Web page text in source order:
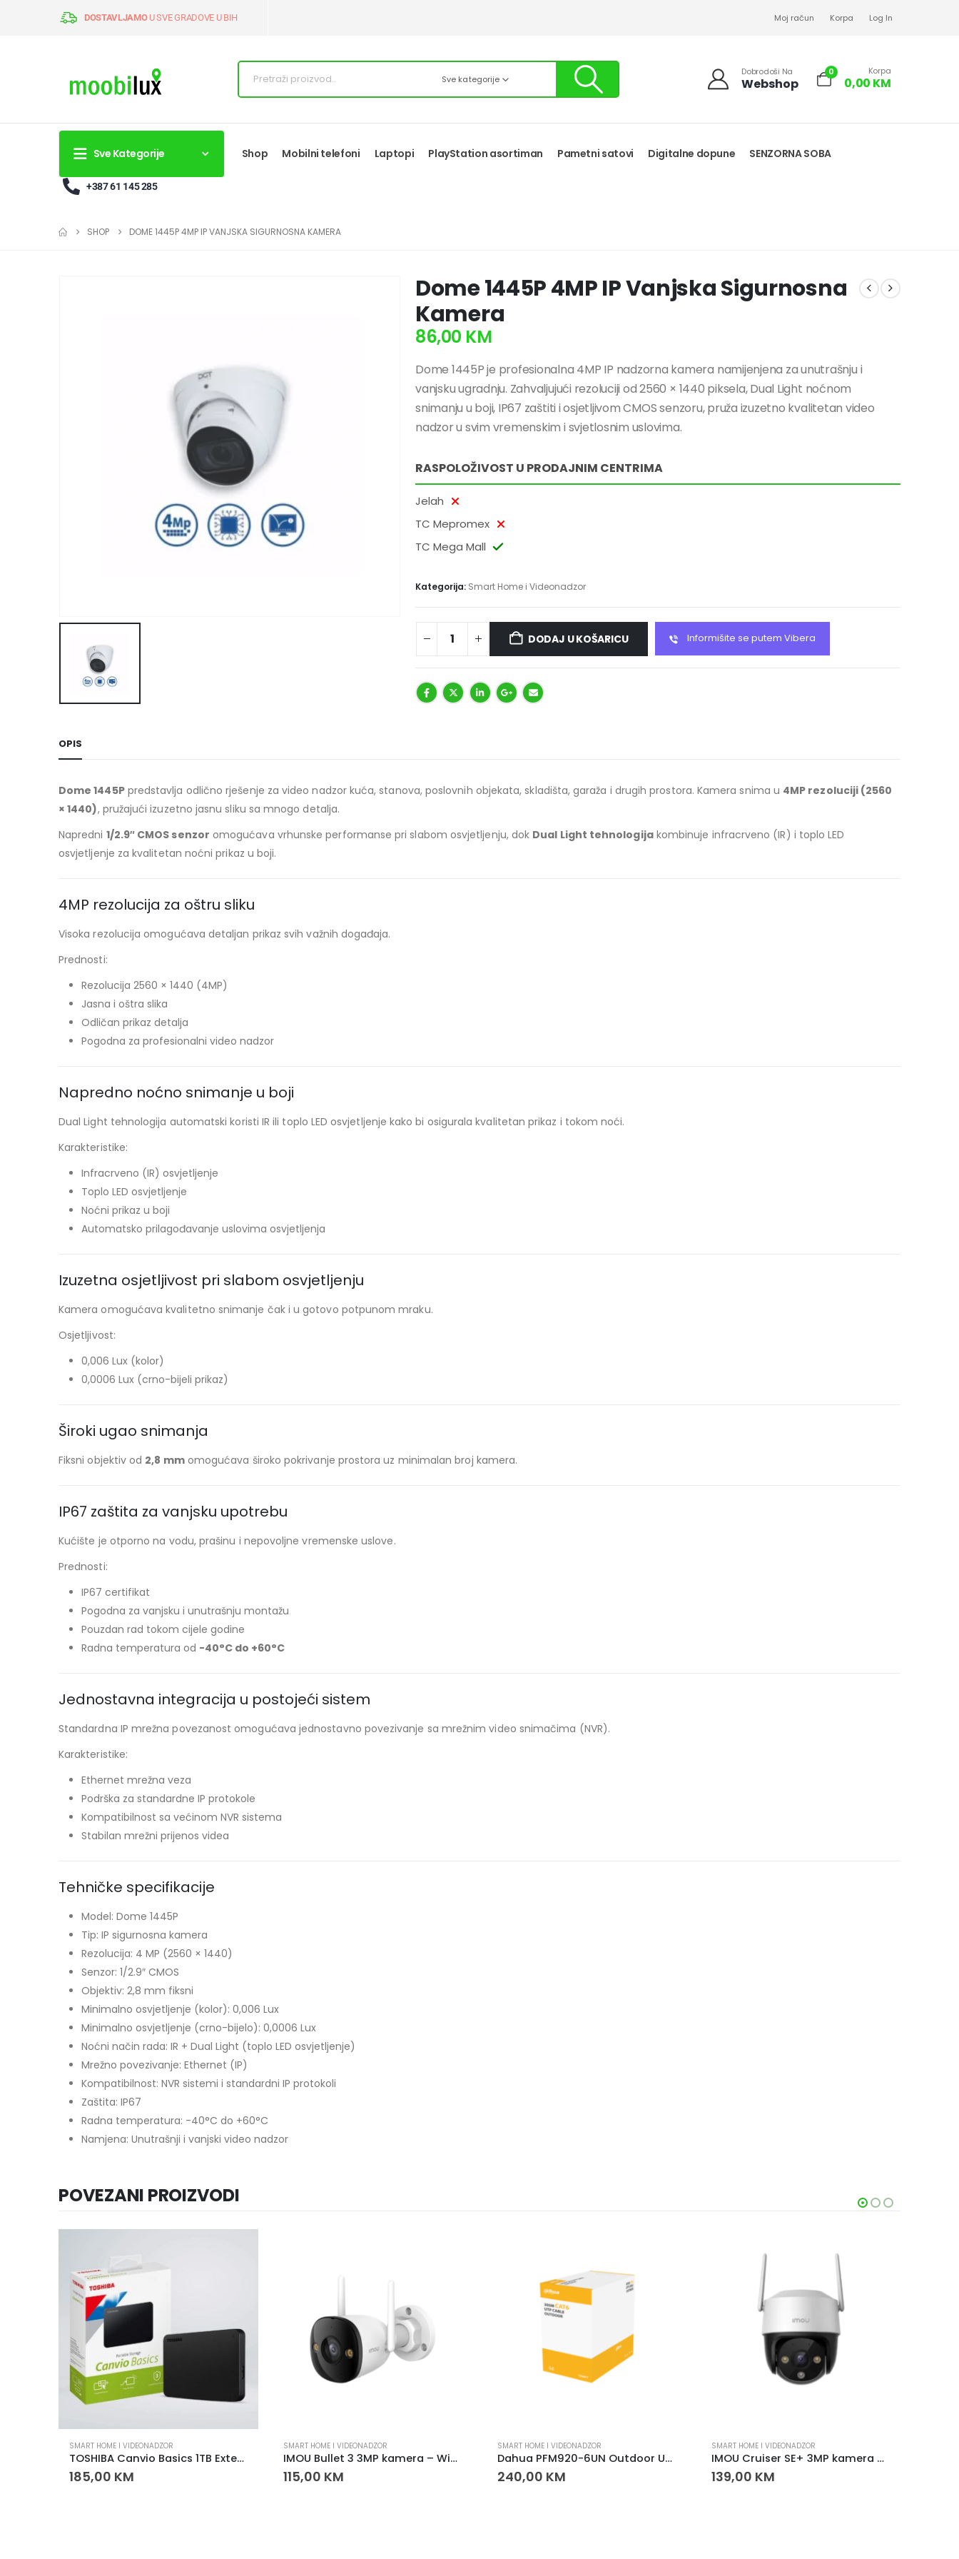
DOSTAVLJAMOU SVE GRADOVE U BIH Moj račun Korpa Log In
Sve kategorije
Dobrodoši Na
Webshop
0 Korpa
0,00 KM
Sve Kategorije Shop Mobilni telefoni Laptopi PlayStation asortiman Pametni satovi Digitalne dopune SENZORNA SOBA
+387 61 145 285
SHOP DOME 1445P 4MP IP VANJSKA SIGURNOSNA KAMERA
Dome 1445P 4MP IP Vanjska Sigurnosna
Kamera
86,00 KM
Dome 1445P je profesionalna 4MP IP nadzorna kamera namijenjena za unutrašnju i
vanjsku ugradnju. Zahvaljujući rezoluciji od 2560 × 1440 piksela, Dual Light noćnom
snimanju u boji, IP67 zaštiti i osjetljivom CMOS senzoru, pruža izuzetno kvalitetan video
nadzor u svim vremenskim i svjetlosnim uslovima.
RASPOLOŽIVOST U PRODAJNIM CENTRIMA
Jelah
TC Mepromex
TC Mega Mall
Kategorija: Smart Home i Videonadzor
DODAJ U KOŠARICU Informišite se putem Vibera
OPIS
Dome 1445Ppredstavlja odlično rješenje za video nadzor kuća, stanova, poslovnih objekata, skladišta, garaža i drugih prostora. Kamera snima u 4MP rezoluciji (2560
× 1440), pružajući izuzetno jasnu sliku sa mnogo detalja.
Napredni 1/2.9″ CMOS senzor omogućava vrhunske performanse pri slabom osvjetljenju, dok Dual Light tehnologijakombinuje infracrveno (IR) i toplo LED
osvjetljenje za kvalitetan noćni prikaz u boji.
4MP rezolucija za oštru sliku
Visoka rezolucija omogućava detaljan prikaz svih važnih događaja.
Prednosti:
Rezolucija 2560 × 1440 (4MP)
Jasna i oštra slika
Odličan prikaz detalja
Pogodna za profesionalni video nadzor
Napredno noćno snimanje u boji
Dual Light tehnologija automatski koristi IR ili toplo LED osvjetljenje kako bi osigurala kvalitetan prikaz i tokom noći.
Karakteristike:
Infracrveno (IR) osvjetljenje
Toplo LED osvjetljenje
Noćni prikaz u boji
Automatsko prilagođavanje uslovima osvjetljenja
Izuzetna osjetljivost pri slabom osvjetljenju
Kamera omogućava kvalitetno snimanje čak i u gotovo potpunom mraku.
Osjetljivost:
0,006 Lux (kolor)
0,0006 Lux (crno-bijeli prikaz)
Široki ugao snimanja
Fiksni objektiv od 2,8 mmomogućava široko pokrivanje prostora uz minimalan broj kamera.
IP67 zaštita za vanjsku upotrebu
Kućište je otporno na vodu, prašinu i nepovoljne vremenske uslove.
Prednosti:
IP67 certifikat
Pogodna za vanjsku i unutrašnju montažu
Pouzdan rad tokom cijele godine
Radna temperatura od -40°C do +60°C
Jednostavna integracija u postojeći sistem
Standardna IP mrežna povezanost omogućava jednostavno povezivanje sa mrežnim video snimačima (NVR).
Karakteristike:
Ethernet mrežna veza
Podrška za standardne IP protokole
Kompatibilnost sa većinom NVR sistema
Stabilan mrežni prijenos videa
Tehničke specifikacije
Model: Dome 1445P
Tip: IP sigurnosna kamera
Rezolucija: 4 MP (2560 × 1440)
Senzor: 1/2.9″ CMOS
Objektiv: 2,8 mm fiksni
Minimalno osvjetljenje (kolor): 0,006 Lux
Minimalno osvjetljenje (crno-bijelo): 0,0006 Lux
Noćni način rada: IR + Dual Light (toplo LED osvjetljenje)
Mrežno povezivanje: Ethernet (IP)
Kompatibilnost: NVR sistemi i standardni IP protokoli
Zaštita: IP67
Radna temperatura: -40°C do +60°C
Namjena: Unutrašnji i vanjski video nadzor
POVEZANI PROIZVODI
SMART HOME I VIDEONADZOR
TOSHIBA Canvio Basics 1TB External HDD 2.5” USB 3.0
185,00 KM
SMART HOME I VIDEONADZOR
IMOU Bullet 3 3MP kamera – WiFi sigurnosna kamera
115,00 KM
SMART HOME I VIDEONADZOR
Dahua PFM920-6UN Outdoor U/UTP CAT6 Mrežni Kabel 305 m Crni
240,00 KM
SMART HOME I VIDEONADZOR
IMOU Cruiser SE+ 3MP kamera – WiFi rotaciona sigurnosna kamera
139,00 KM